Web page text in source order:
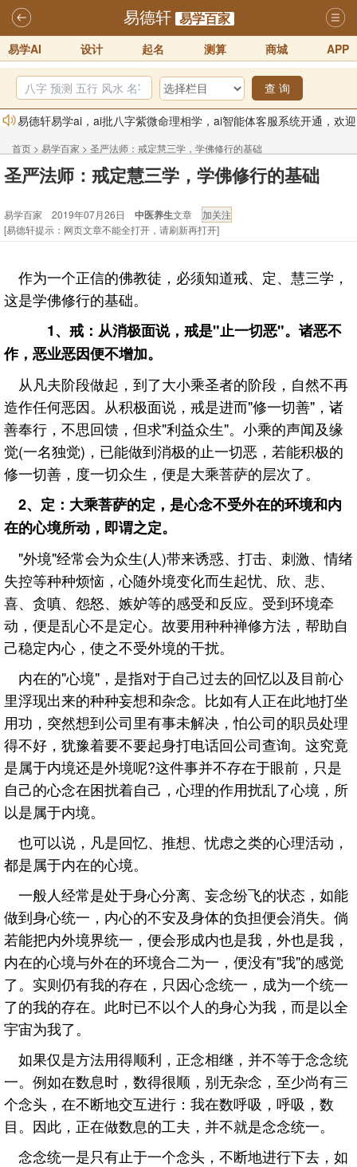
易德轩 易学百家
易学AI 设计 起名 测算 商城 APP
查 询
易德轩易学ai，ai批八字紫微命理相学，ai智能体客服系统开通，欢迎
体验！！
2025-07-01
易德轩网重构及升能完成，欢迎大家来体验新程序及感觉！！
2026年化太岁锦囊属马、鼠、牛、龙、兔、狗、鸡生肖化太岁开始预
订！！
2025-10-01
易德轩首席风水大师铁笔居士简介！！
2021-9-2
易德轩通告：本网站易德轩商标及LOGO注册声明
首页 > 易学百家 > 圣严法师：戒定慧三学，学佛修行的基础
圣严法师：戒定慧三学，学佛修行的基础
易学百家 2019年07月26日 中医养生文章
[易德轩提示：网页文章不能全打开，请刷新再打开]
作为一个正信的佛教徒，必须知道戒、定、慧三学，
这是学佛修行的基础。
1、戒：从消极面说，戒是"止一切恶"。诸恶不
作，恶业恶因便不增加。
从凡夫阶段做起，到了大小乘圣者的阶段，自然不再
造作任何恶因。从积极面说，戒是进而"修一切善"，诸
善奉行，不思回馈，但求"利益众生"。小乘的声闻及缘
觉(一名独觉)，已能做到消极的止一切恶，若能积极的
修一切善，度一切众生，便是大乘菩萨的层次了。
2、定：大乘菩萨的定，是心念不受外在的环境和内
在的心境所动，即谓之定。
"外境"经常会为众生(人)带来诱惑、打击、刺激、情绪
失控等种种烦恼，心随外境变化而生起忧、欣、悲、
喜、贪嗔、怨怒、嫉妒等的感受和反应。受到环境牵
动，便是乱心不是定心。故要用种种禅修方法，帮助自
己稳定内心，使之不受外境的干扰。
内在的"心境"，是指对于自己过去的回忆以及目前心
里浮现出来的种种妄想和杂念。比如有人正在此地打坐
用功，突然想到公司里有事未解决，怕公司的职员处理
得不好，犹豫着要不要起身打电话回公司查询。这究竟
是属于内境还是外境呢?这件事并不存在于眼前，只是
自己的心念在困扰着自己，心理的作用扰乱了心境，所
以是属于内境。
也可以说，凡是回忆、推想、忧虑之类的心理活动，
都是属于内在的心境。
一般人经常是处于身心分离、妄念纷飞的状态，如能
做到身心统一，内心的不安及身体的负担便会消失。倘
若能把内外境界统一，便会形成内也是我，外也是我，
内在的心境与外在的环境合二为一，便没有"我"的感觉
了。实则仍有我的存在，只因心念统一，成为一个统一
了的我的存在。此时已不以个人的身心为我，而是以全
宇宙为我了。
如果仅是方法用得顺利，正念相继，并不等于念念统
一。例如在数息时，数得很顺，别无杂念，至少尚有三
个念头，在不断地交互进行：我在数呼吸，呼吸，数
目。因此，正在做数息的工夫，并不就是念念统一。
念念统一是只有止于一个念头，不断地进行下去，如